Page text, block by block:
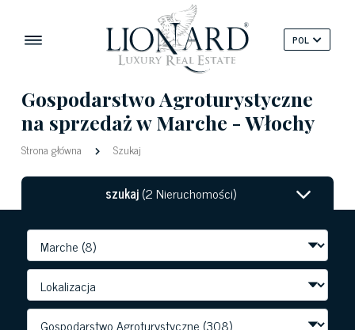
POL
Gospodarstwo Agroturystyczne
na sprzedaż w Marche - Włochy
Strona główna Szukaj
szukaj(2 Nieruchomości)